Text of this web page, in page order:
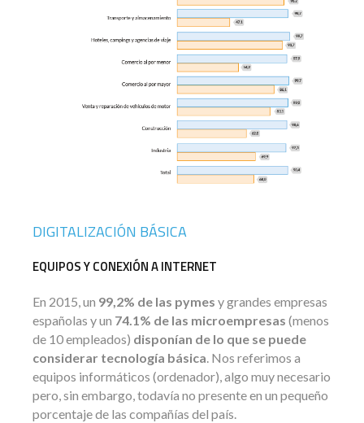
DIGITALIZACIÓN BÁSICA
EQUIPOS Y CONEXIÓN A INTERNET
En 2015, un 99,2% de las pymes y grandes empresas
españolas y un 74.1% de las microempresas (menos
de 10 empleados) disponían de lo que se puede
considerar tecnología básica. Nos referimos a
equipos informáticos (ordenador), algo muy necesario
pero, sin embargo, todavía no presente en un pequeño
porcentaje de las compañías del país.